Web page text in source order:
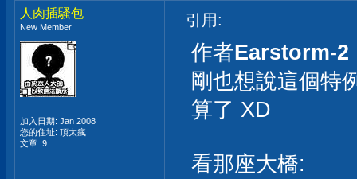
人肉插騷包
New Member
加入日期: Jan 2008
您的住址: 頂太瘋
文章: 9
引用:
作者Earstorm-2
剛也想說這個特
算了 XD
看那座大橋: